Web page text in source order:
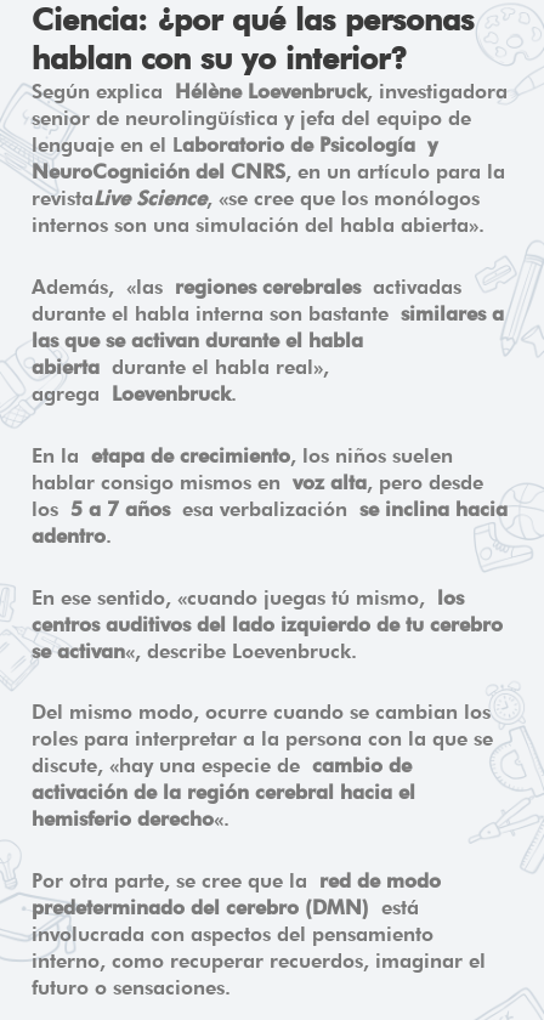
Ciencia: ¿por qué las personas
hablan con su yo interior?
Según explica Hélène Loevenbruck, investigadora
senior de neurolingüística y jefa del equipo de
lenguaje en el Laboratorio de Psicología y
NeuroCognición del CNRS, en un artículo para la
revistaLive Science, «se cree que los monólogos
internos son una simulación del habla abierta».
Además, «las regiones cerebralesactivadas
durante el habla interna son bastante similares a
las que se activan durante el habla
abierta durante el habla real»,
agrega Loevenbruck.
En la etapa de crecimiento, los niños suelen
hablar consigo mismos en voz alta, pero desde
los 5 a 7 años esa verbalización se inclina hacia
adentro.
En ese sentido, «cuando juegas tú mismo, los
centros auditivos del lado izquierdo de tu cerebro
se activan«, describe Loevenbruck.
Del mismo modo, ocurre cuando se cambian los
roles para interpretar a la persona con la que se
discute, «hay una especie de cambio de
activación de la región cerebral hacia el
hemisferio derecho«.
Por otra parte, se cree que la red de modo
predeterminado del cerebro (DMN) está
involucrada con aspectos del pensamiento
interno, como recuperar recuerdos, imaginar el
futuro o sensaciones.